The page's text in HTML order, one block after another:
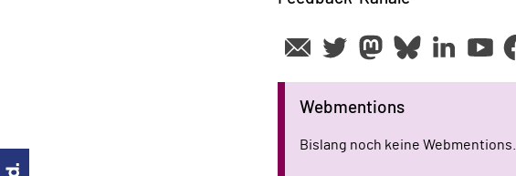
Webmentions
Bislang noch keine Webmentions.